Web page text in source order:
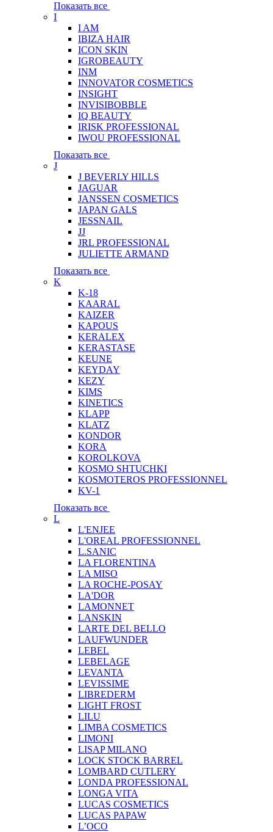
Показать все
I
I AM
IBIZA HAIR
ICON SKIN
IGROBEAUTY
INM
INNOVATOR COSMETICS
INSIGHT
INVISIBOBBLE
IQ BEAUTY
IRISK PROFESSIONAL
IWOU PROFESSIONAL
Показать все
J
J BEVERLY HILLS
JAGUAR
JANSSEN COSMETICS
JAPAN GALS
JESSNAIL
JJ
JRL PROFESSIONAL
JULIETTE ARMAND
Показать все
K
K-18
KAARAL
KAIZER
KAPOUS
KERALEX
KERASTASE
KEUNE
KEYDAY
KEZY
KIMS
KINETICS
KLAPP
KLATZ
KONDOR
KORA
KOROLKOVA
KOSMO SHTUCHKI
KOSMOTEROS PROFESSIONNEL
KV-1
Показать все
L
L'ENJEE
L'OREAL PROFESSIONNEL
L.SANIC
LA FLORENTINA
LA MISO
LA ROCHE-POSAY
LA'DOR
LAMONNET
LANSKIN
LARTE DEL BELLO
LAUFWUNDER
LEBEL
LEBELAGE
LEVANTA
LEVISSIME
LIBREDERM
LIGHT FROST
LILU
LIMBA COSMETICS
LIMONI
LISAP MILANO
LOCK STOCK BARREL
LOMBARD CUTLERY
LONDA PROFESSIONAL
LONGA VITA
LUCAS COSMETICS
LUCAS PAPAW
L’OCO